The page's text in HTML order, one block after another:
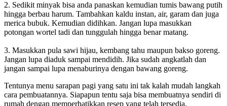
2. Sedikit minyak bisa anda panaskan kemudian tumis bawang putih
hingga berbau harum. Tambahkan kaldu instan, air, garam dan juga
merica bubuk. Kemudian didihkan. Jangan lupa masukkan
potongan wortel tadi dan tunggulah hingga benar matang.
3. Masukkan pula sawi hijau, kembang tahu maupun bakso goreng.
Jangan lupa diaduk sampai mendidih. Jika sudah angkatlah dan
jangan sampai lupa menaburinya dengan bawang goreng.
Tentunya menu sarapan pagi yang satu ini tak kalah mudah langkah
cara pembuatannya. Siapapun tentu saja bisa membuatnya sendiri di
rumah dengan memperhatikkan resep yang telah tersedia.